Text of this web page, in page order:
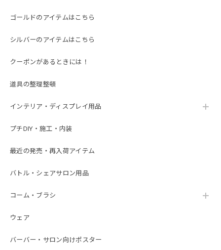
ゴールドのアイテムはこちら
シルバーのアイテムはこちら
クーポンがあるときには！
道具の整理整頓
インテリア・ディスプレイ用品
プチDIY・施工・内装
最近の発売・再入荷アイテム
バトル・シェアサロン用品
コーム・ブラシ
ウェア
バーバー・サロン向けポスター